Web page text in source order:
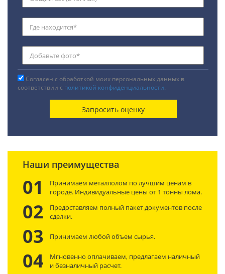
Согласен с обработкой моих персональных данных в
соответствии с политикой конфиденциальности.
Наши преимущества
01
Принимаем металлолом по лучшим ценам в
городе. Индивидуальные цены от 1 тонны лома.
02
Предоставляем полный пакет документов после
сделки.
03 Принимаем любой объем сырья.
04
Мгновенно оплачиваем, предлагаем наличный
и безналичный расчет.